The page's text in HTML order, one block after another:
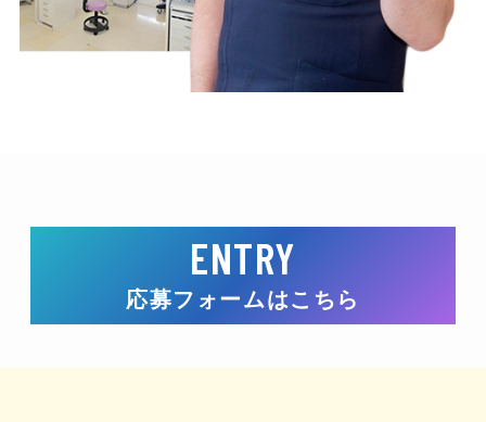
ENTRY
応募フォームはこちら